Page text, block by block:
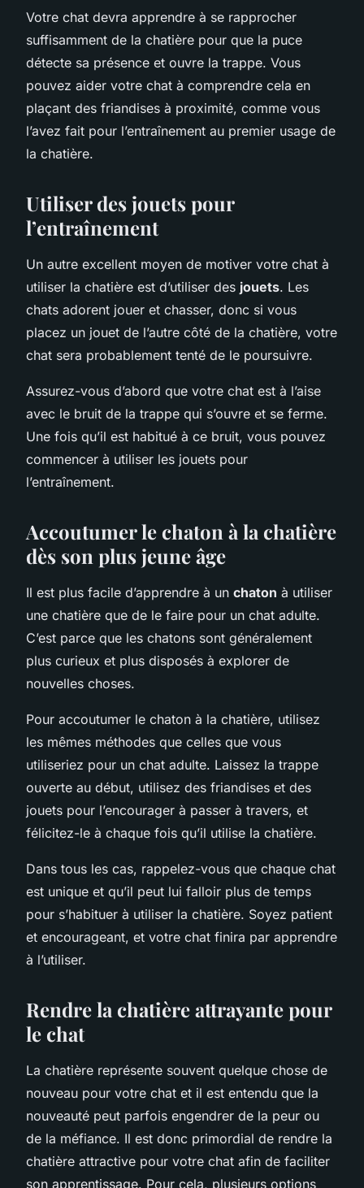
Votre chat devra apprendre à se rapprocher
suffisamment de la chatière pour que la puce
détecte sa présence et ouvre la trappe. Vous
pouvez aider votre chat à comprendre cela en
plaçant des friandises à proximité, comme vous
l’avez fait pour l’entraînement au premier usage de
la chatière.
Utiliser des jouets pour
l’entraînement
Un autre excellent moyen de motiver votre chat à
utiliser la chatière est d’utiliser des jouets. Les
chats adorent jouer et chasser, donc si vous
placez un jouet de l’autre côté de la chatière, votre
chat sera probablement tenté de le poursuivre.
Assurez-vous d’abord que votre chat est à l’aise
avec le bruit de la trappe qui s’ouvre et se ferme.
Une fois qu’il est habitué à ce bruit, vous pouvez
commencer à utiliser les jouets pour
l’entraînement.
Accoutumer le chaton à la chatière
dès son plus jeune âge
Il est plus facile d’apprendre à un chaton à utiliser
une chatière que de le faire pour un chat adulte.
C’est parce que les chatons sont généralement
plus curieux et plus disposés à explorer de
nouvelles choses.
Pour accoutumer le chaton à la chatière, utilisez
les mêmes méthodes que celles que vous
utiliseriez pour un chat adulte. Laissez la trappe
ouverte au début, utilisez des friandises et des
jouets pour l’encourager à passer à travers, et
félicitez-le à chaque fois qu’il utilise la chatière.
Dans tous les cas, rappelez-vous que chaque chat
est unique et qu’il peut lui falloir plus de temps
pour s’habituer à utiliser la chatière. Soyez patient
et encourageant, et votre chat finira par apprendre
à l’utiliser.
Rendre la chatière attrayante pour
le chat
La chatière représente souvent quelque chose de
nouveau pour votre chat et il est entendu que la
nouveauté peut parfois engendrer de la peur ou
de la méfiance. Il est donc primordial de rendre la
chatière attractive pour votre chat afin de faciliter
son apprentissage. Pour cela, plusieurs options